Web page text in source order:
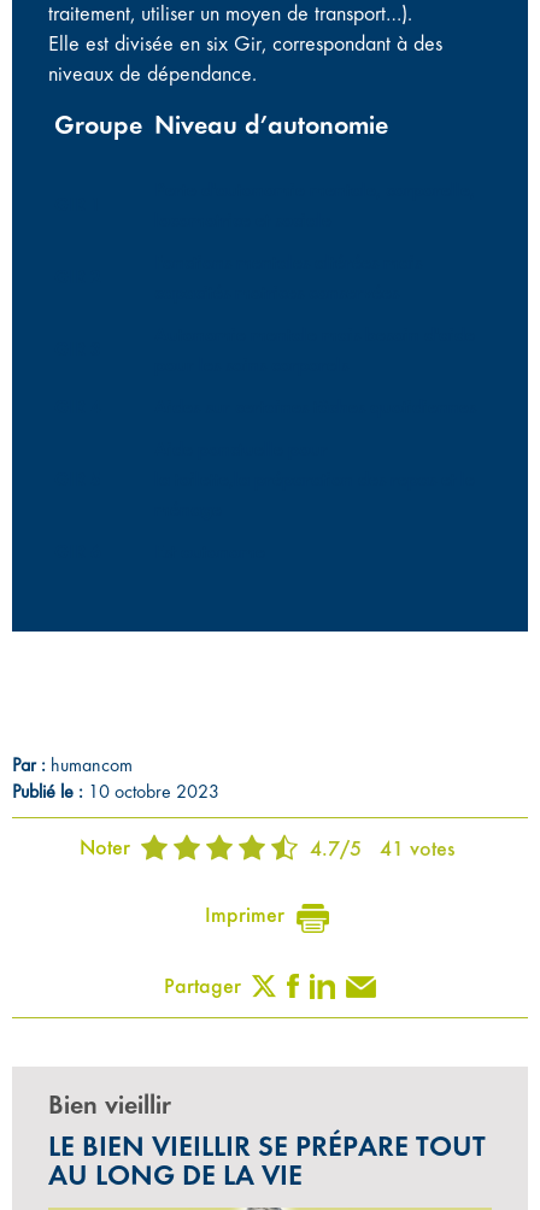
traitement, utiliser un moyen de transport…).
Elle est divisée en six Gir, correspondant à des
niveaux de dépendance.
Groupe Niveau d’autonomie
Par : humancom
Publié le : 10 octobre 2023
Noter 4.7/5 41 votes
Imprimer
Partager
Bien vieillir
LE BIEN VIEILLIR SE PRÉPARE TOUT
AU LONG DE LA VIE